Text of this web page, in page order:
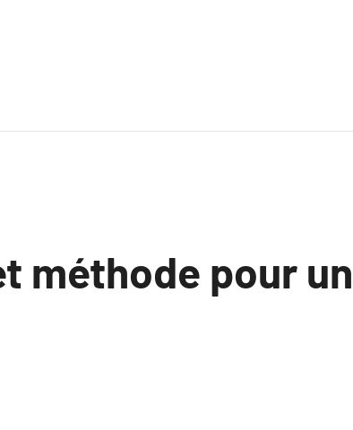
méthode pour